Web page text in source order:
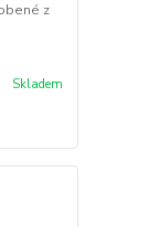
z
Skladem